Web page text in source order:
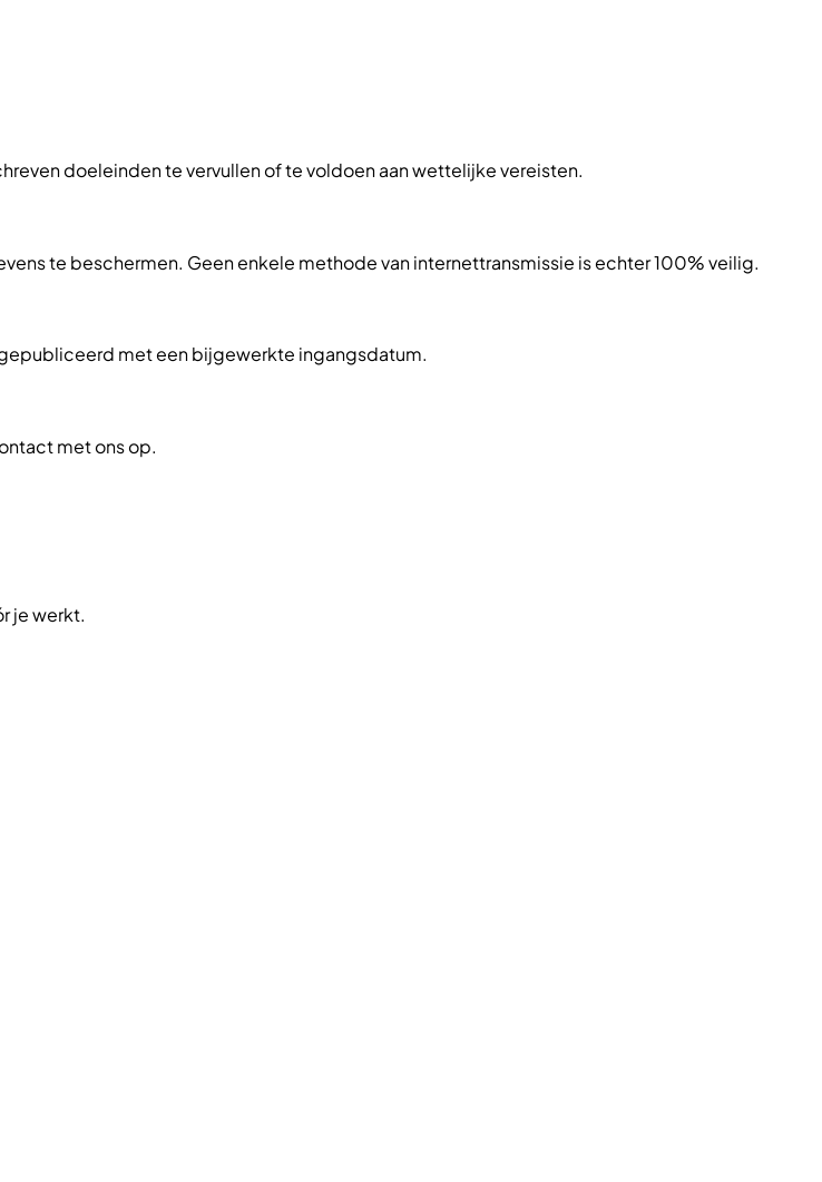
doeleinden te vervullen of te voldoen aan wettelijke vereisten.
te beschermen. Geen enkele methode van internettransmissie is echter 100% veilig.
met een bijgewerkte ingangsdatum.
met ons op.
je werkt.